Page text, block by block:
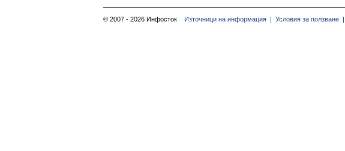
© 2007 - 2026 Инфосток Източници на информация | Условия за ползване |